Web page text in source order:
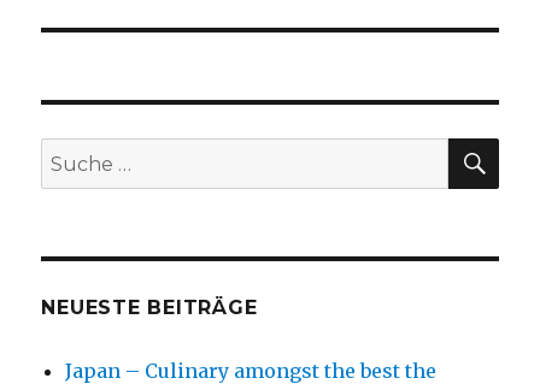
Suche
nach:
NEUESTE BEITRÄGE
Japan – Culinary amongst the best the